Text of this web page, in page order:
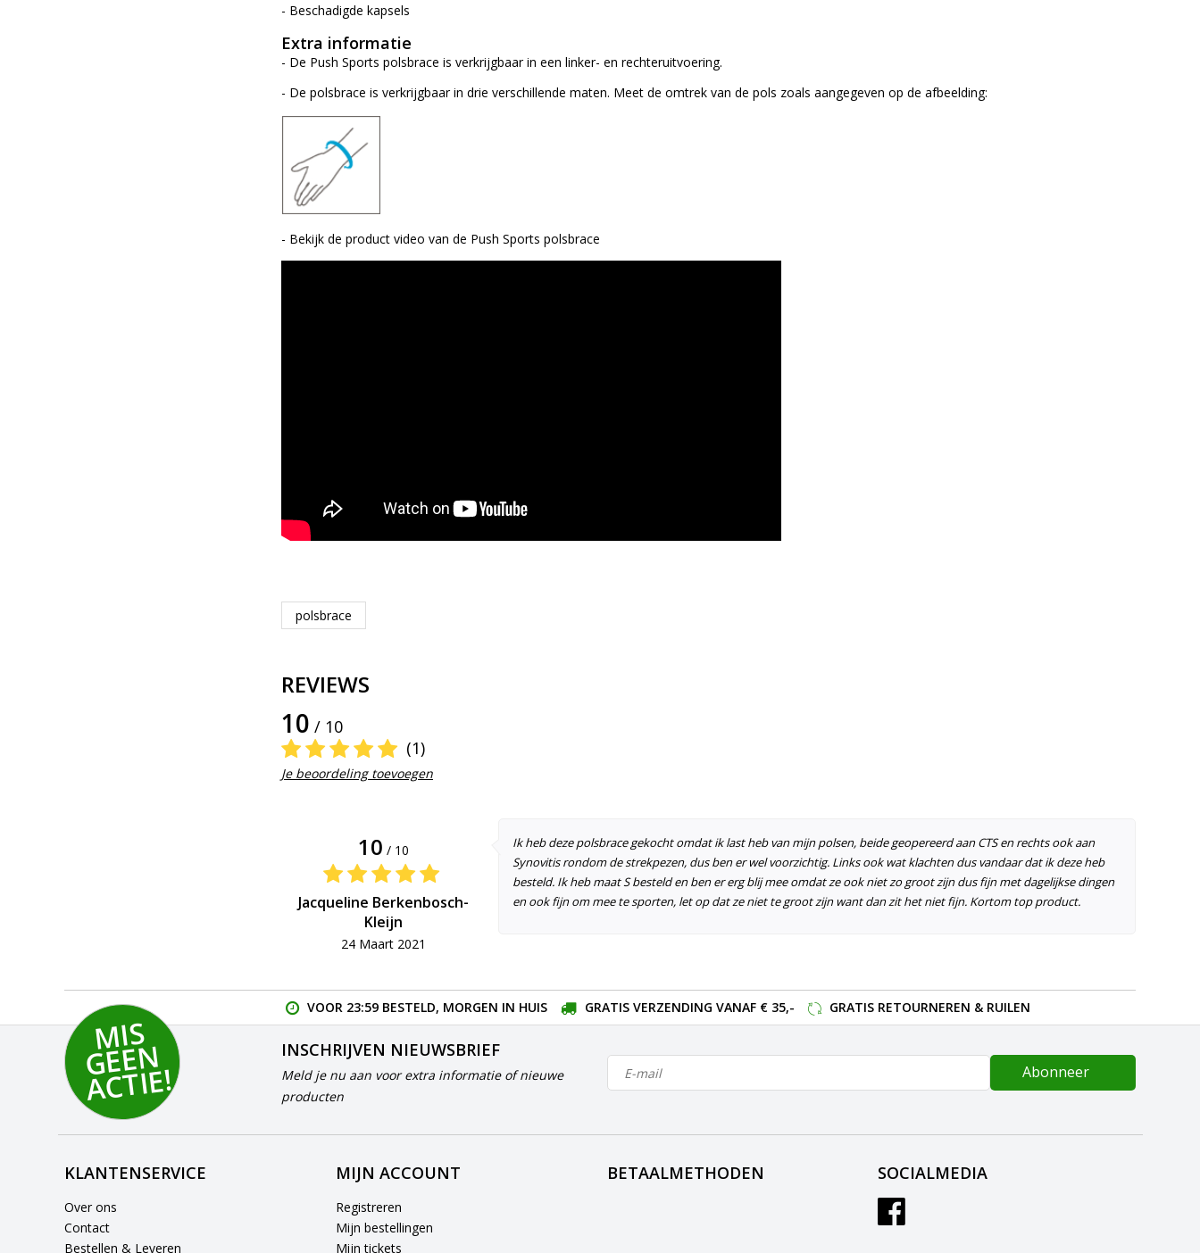
- Beschadigde kapsels
Extra informatie
- De Push Sports polsbrace is verkrijgbaar in een linker- en rechteruitvoering.
- De polsbrace is verkrijgbaar in drie verschillende maten. Meet de omtrek van de pols zoals aangegeven op de afbeelding:
- Bekijk de product video van de Push Sports polsbrace
polsbrace
REVIEWS
10 / 10
(1)
Je beoordeling toevoegen
10 / 10
Jacqueline Berkenbosch-
Kleijn
24 Maart 2021
Ik heb deze polsbrace gekocht omdat ik last heb van mijn polsen, beide geopereerd aan CTS en rechts ook aan
Synovitis rondom de strekpezen, dus ben er wel voorzichtig. Links ook wat klachten dus vandaar dat ik deze heb
besteld. Ik heb maat S besteld en ben er erg blij mee omdat ze ook niet zo groot zijn dus fijn met dagelijkse dingen
en ook fijn om mee te sporten, let op dat ze niet te groot zijn want dan zit het niet fijn. Kortom top product.
VOOR 23:59 BESTELD, MORGEN IN HUIS GRATIS VERZENDING VANAF € 35,- GRATIS RETOURNEREN & RUILEN
MI
S
G
E
E
N
A
C
TI
E!
INSCHRIJVEN NIEUWSBRIEF
Meld je nu aan voor extra informatie of nieuwe
producten
Abonneer
KLANTENSERVICE
Over ons
Contact
Bestellen & Leveren
MIJN ACCOUNT
Registreren
Mijn bestellingen
Mijn tickets
BETAALMETHODEN SOCIALMEDIA